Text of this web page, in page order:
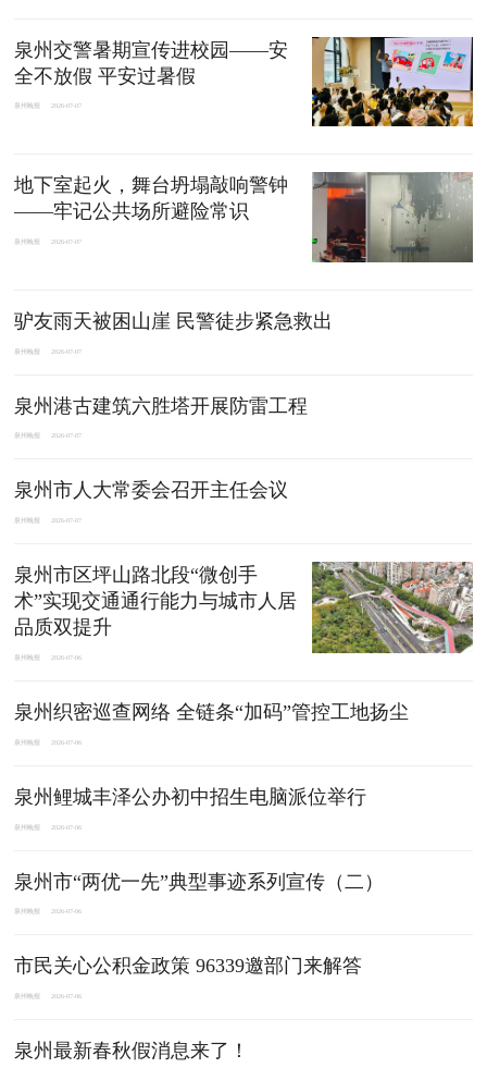
泉州交警暑期宣传进校园——安
全不放假 平安过暑假
泉州晚报 2026-07-07
地下室起火，舞台坍塌敲响警钟
——牢记公共场所避险常识
泉州晚报 2026-07-07
驴友雨天被困山崖 民警徒步紧急救出
泉州晚报 2026-07-07
泉州港古建筑六胜塔开展防雷工程
泉州晚报 2026-07-07
泉州市人大常委会召开主任会议
泉州晚报 2026-07-07
泉州市区坪山路北段“微创手
术”实现交通通行能力与城市人居
品质双提升
泉州晚报 2026-07-06
泉州织密巡查网络 全链条“加码”管控工地扬尘
泉州晚报 2026-07-06
泉州鲤城丰泽公办初中招生电脑派位举行
泉州晚报 2026-07-06
泉州市“两优一先”典型事迹系列宣传（二）
泉州晚报 2026-07-06
市民关心公积金政策 96339邀部门来解答
泉州晚报 2026-07-06
泉州最新春秋假消息来了！